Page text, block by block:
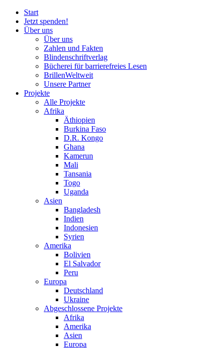
Start
Jetzt spenden!
Über uns
Über uns
Zahlen und Fakten
Blindenschriftverlag
Bücherei fürbarrierefreies Lesen
BrillenWeltweit
Unsere Partner
Projekte
Alle Projekte
Afrika
Äthiopien
Burkina Faso
D.R. Kongo
Ghana
Kamerun
Mali
Tansania
Togo
Uganda
Asien
Bangladesh
Indien
Indonesien
Syrien
Amerika
Bolivien
El Salvador
Peru
Europa
Deutschland
Ukraine
Abgeschlossene Projekte
Afrika
Amerika
Asien
Europa